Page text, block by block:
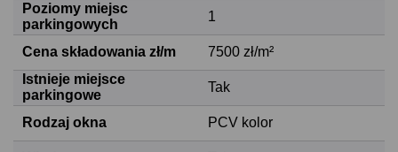
Poziomy miejsc
parkingowych
1
Cena składowania zł/m
7500 zł/m²
Istnieje miejsce
parkingowe
Tak
Rodzaj okna PCV kolor